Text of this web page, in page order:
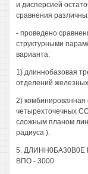
и дисперсией
сравнения
- проведено
структурными
варианта:
1) длиннобазовая
отделений
2) комбинированная
четырехточечных
сложным планом
радиуса ).
5.
ВПО - 3000